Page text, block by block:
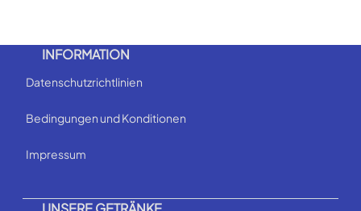
INFORMATION
Datenschutzrichtlinien
Bedingungen und Konditionen
Impressum